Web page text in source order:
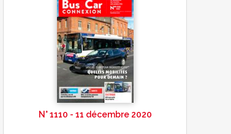
N° 1110 - 11 décembre 2020